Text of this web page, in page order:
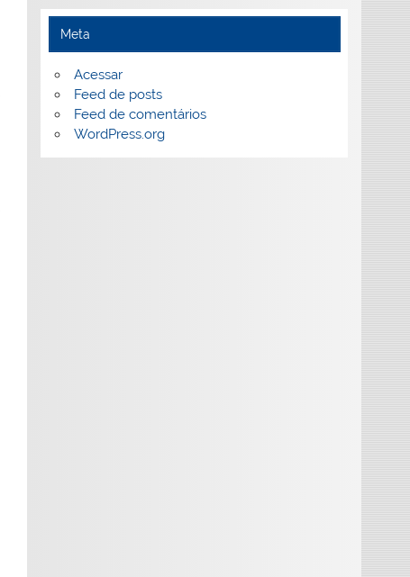
Meta
Acessar
Feed de posts
Feed de comentários
WordPress.org